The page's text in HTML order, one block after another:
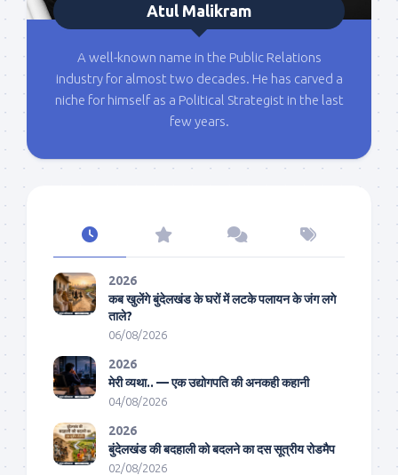
Atul Malikram
A well-known name in the Public Relations
industry for almost two decades. He has carved a
niche for himself as a Political Strategist in the last
few years.
2026
कब खुलेंगे बुंदेलखंड के घरों में लटके पलायन के जंग लगे
ताले?
06/08/2026
2026
मेरी व्यथा.. — एक उद्योगपति की अनकही कहानी
04/08/2026
2026
बुंदेलखंड की बदहाली को बदलने का दस सूत्रीय रोडमैप
02/08/2026